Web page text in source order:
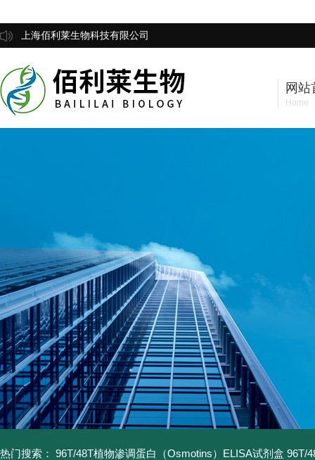
上海佰利莱生物科技有限公司
网站
Home
热门搜索： 96T/48T植物渗调蛋白（Osmotins）ELISA试剂盒 96T/